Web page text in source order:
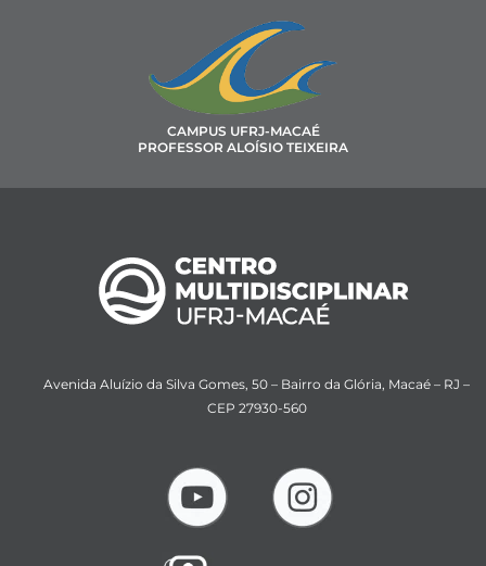
CAMPUS UFRJ-MACAÉ
PROFESSOR ALOÍSIO TEIXEIRA
Avenida Aluízio da Silva Gomes, 50 – Bairro da Glória, Macaé – RJ –
CEP 27930-560